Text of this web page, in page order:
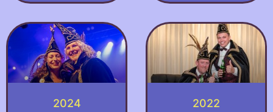
2024
2022